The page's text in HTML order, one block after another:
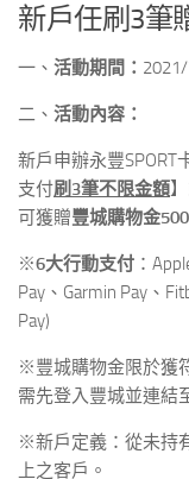
新戶任刷3筆
一、 活動期間 ：
二、 活動內容 ：
新戶申辦永豐
支付刷 3筆不限金額
可獲贈豐城購物金500
※6大行動支付 ：
Pay、Garmin Pay、
Pay)
※豐城購物金限於獲
需先登入豐城並連結
※新戶定義：從未持
上之客戶。